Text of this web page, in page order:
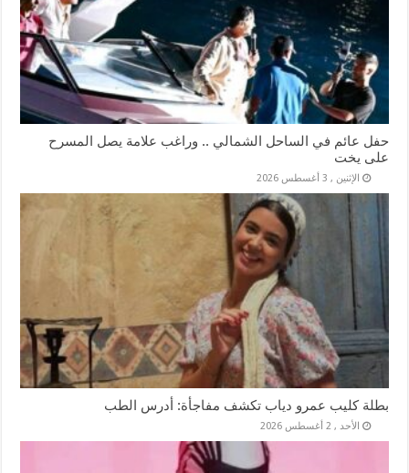
حفل عائم في الساحل الشمالي .. وراغب علامة يصل المسرح
على يخت
الإثنين , 3 أغسطس 2026
بطلة كليب عمرو دياب تكشف مفاجأة: أدرس الطب
الأحد , 2 أغسطس 2026